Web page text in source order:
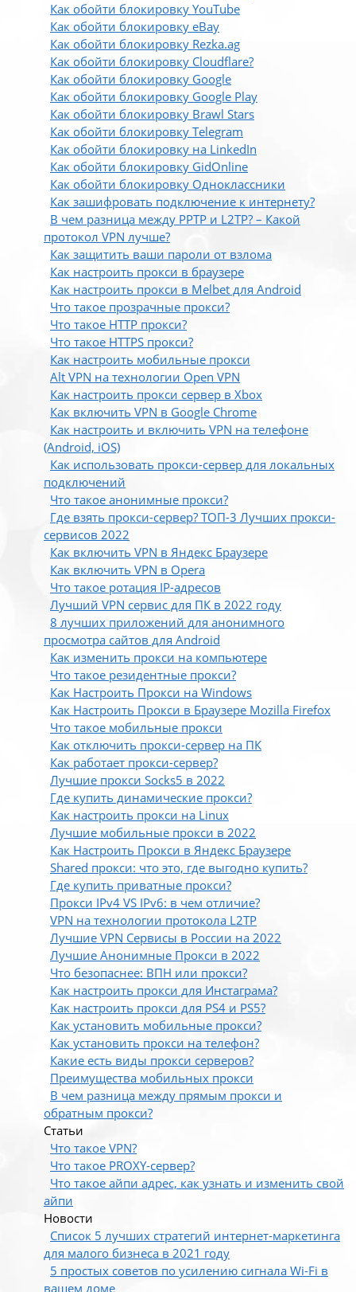
Как обойти блокировку YouTube
Как обойти блокировку eBay
Как обойти блокировку Rezka.ag
Как обойти блокировку Cloudflare?
Как обойти блокировку Google
Как обойти блокировку Google Play
Как обойти блокировку Brawl Stars
Как обойти блокировку Telegram
Как обойти блокировку на LinkedIn
Как обойти блокировку GidOnline
Как обойти блокировку Одноклассники
Как зашифровать подключение к интернету?
В чем разница между PPTP и L2TP? – Какой
протокол VPN лучше?
Как защитить ваши пароли от взлома
Как настроить прокси в браузере
Как настроить прокси в Melbet для Android
Что такое прозрачные прокси?
Что такое HTTP прокси?
Что такое HTTPS прокси?
Как настроить мобильные прокси
Alt VPN на технологии Open VPN
Как настроить прокси сервер в Xbox
Как включить VPN в Google Chrome
Как настроить и включить VPN на телефоне
(Android, iOS)
Как использовать прокси-сервер для локальных
подключений
Что такое анонимные прокси?
Где взять прокси-сервер? ТОП-3 Лучших прокси-
сервисов 2022
Как включить VPN в Яндекс Браузере
Как включить VPN в Opera
Что такое ротация IP-адресов
Лучший VPN сервис для ПК в 2022 году
8 лучших приложений для анонимного
просмотра сайтов для Android
Как изменить прокси на компьютере
Что такое резидентные прокси?
Как Настроить Прокси на Windows
Как Настроить Прокси в Браузере Mozilla Firefox
Что такое мобильные прокси
Как отключить прокси-сервер на ПК
Как работает прокси-сервер?
Лучшие прокси Socks5 в 2022
Где купить динамические прокси?
Как настроить прокси на Linux
Лучшие мобильные прокси в 2022
Как Настроить Прокси в Яндекс Браузере
Shared прокси: что это, где выгодно купить?
Где купить приватные прокси?
Прокси IPv4 VS IPv6: в чем отличие?
VPN на технологии протокола L2TP
Лучшие VPN Сервисы в России на 2022
Лучшие Анонимные Прокси в 2022
Что безопаснее: ВПН или прокси?
Как настроить прокси для Инстаграма?
Как настроить прокси для PS4 и PS5?
Как установить мобильные прокси?
Как установить прокси на телефон?
Какие есть виды прокси серверов?
Преимущества мобильных прокси
В чем разница между прямым прокси и
обратным прокси?
Статьи
Что такое VPN?
Что такое PROXY-сервер?
Что такое айпи адрес, как узнать и изменить свой
айпи
Новости
Список 5 лучших стратегий интернет-маркетинга
для малого бизнеса в 2021 году
5 простых советов по усилению сигнала Wi-Fi в
вашем доме